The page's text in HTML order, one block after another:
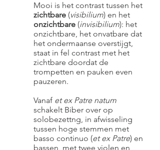
Mooi is het contrast tussen het
zichtbare (visibilium) en het
onzichtbare (invisibilium): het
onzichtbare, het onvatbare dat
het ondermaanse overstijgt,
staat in fel contrast met het
zichtbare doordat de
trompetten en pauken even
pauzeren.
Vanaf et ex Patre natum
schakelt Biber over op
solobezettng, in afwisseling
tussen hoge stemmen met
basso continuo (et ex Patre) en
bassen, met twee violen en